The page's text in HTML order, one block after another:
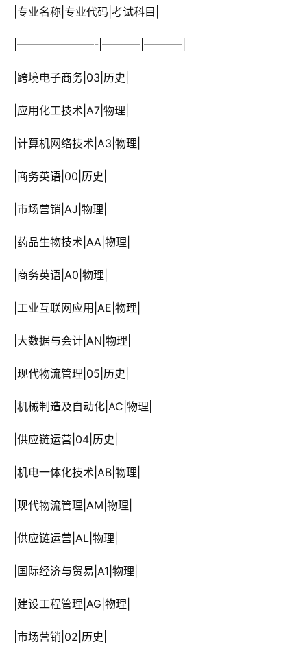
|专业名称|专业代码|考试科目|
|———————-|———–|———–|
|跨境电子商务|03|历史|
|应用化工技术|A7|物理|
|计算机网络技术|A3|物理|
|商务英语|00|历史|
|市场营销|AJ|物理|
|药品生物技术|AA|物理|
|商务英语|A0|物理|
|工业互联网应用|AE|物理|
|大数据与会计|AN|物理|
|现代物流管理|05|历史|
|机械制造及自动化|AC|物理|
|供应链运营|04|历史|
|机电一体化技术|AB|物理|
|现代物流管理|AM|物理|
|供应链运营|AL|物理|
|国际经济与贸易|A1|物理|
|建设工程管理|AG|物理|
|市场营销|02|历史|